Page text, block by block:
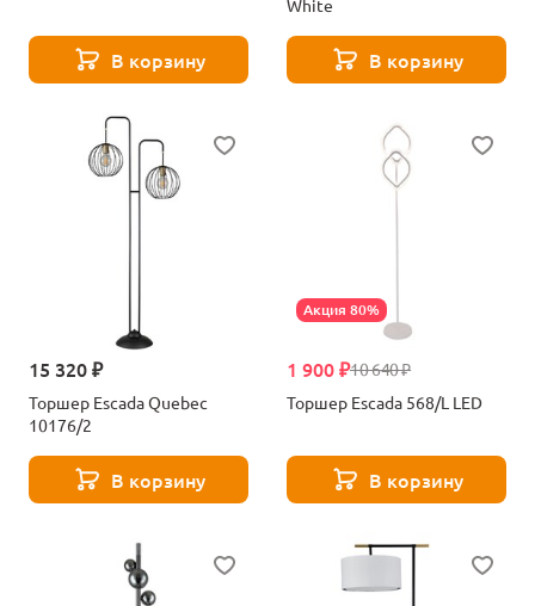
В корзину
White
В корзину
15 320 ₽
Торшер Escada Quebec
10176/2
В корзину
Акция 80%
10 640 ₽
1 900 ₽
Торшер Escada 568/L LED
В корзину